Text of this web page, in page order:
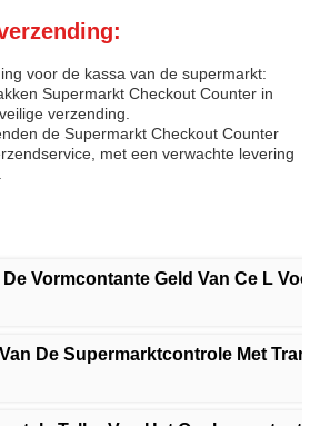
voor de kassa van de supermarkt:
Supermarkt Checkout Counter in
verzending.
de Supermarkt Checkout Counter
met een verwachte levering
De Vormcontante Geld Van Ce L
De Supermarktcontrole Met